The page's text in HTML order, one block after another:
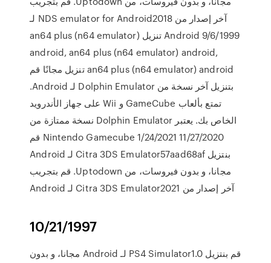
آخر إصدار من NDS emulator for Android2018 لـ
Android 9/6/1999 تنزيل an64 plus (n64 emulator)
android, an64 plus (n64 emulator) android,
an64 plus (n64 emulator) android تنزيل مجانًا قم
بتنزيل آخر نسخة من Dolphin Emulator لـ Android.
تمتع بألعاب GameCube و Wii على جهاز الأندرويد
الخاص بك. يعتبر Dolphin Emulator نسخة ممتازة من
Nintendo Gamecube 1/24/2021 11/27/2020 ‫قم
بنتزيل Citra 3DS Emulator57aad68af لـ Android
مجانا، و بدون فيروسات، من Uptodown. قم بتجريب
آخر إصدار من Citra 3DS Emulator2021 لـ Android
10/21/1997
‫قم بنتزيل PS4 Simulator1.0 لـ Android مجانا، و بدون